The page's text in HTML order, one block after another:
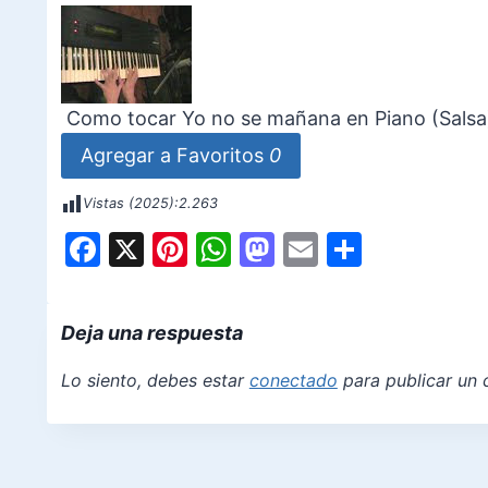
Como tocar Yo no se mañana en Piano
Agregar a Favoritos 0
Vistas (2025):2.263
F
c
e
b
o
X Pi
er
e
st
W
at
s
A
p
M
d
o
E S
Deja una respuesta
Lo siento, debes estar conectado para publicar un